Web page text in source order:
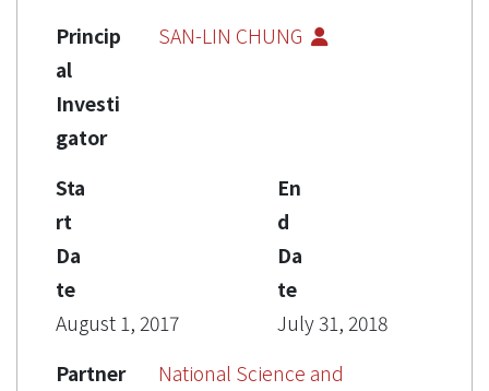
Princip
al
Investi
gator
SAN-LIN CHUNG
Sta
rt
Da
te
August 1, 2017
En
d
Da
te
July 31, 2018
Partner
National Science and